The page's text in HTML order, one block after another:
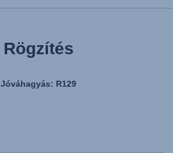
Rögzítés
Jóváhagyás: R129